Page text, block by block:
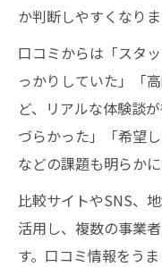
か判断しやすくなりま
口コミからは「スタ
っかりしていた」「
ど、リアルな体験談
づらかった」「希望
などの課題も明らかに
比較サイトやSNS、
活用し、複数の事業
す。口コミ情報をう